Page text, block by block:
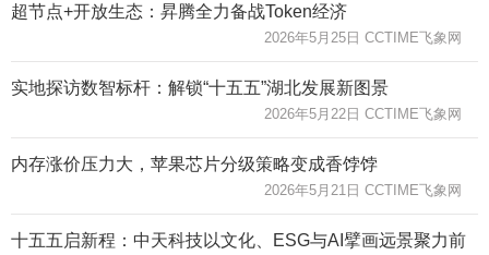
超节点+开放生态：昇腾全力备战Token经济
2026年5月25日 CCTIME飞象网
实地探访数智标杆：解锁“十五五”湖北发展新图景
2026年5月22日 CCTIME飞象网
内存涨价压力大，苹果芯片分级策略变成香饽饽
2026年5月21日 CCTIME飞象网
十五五启新程：中天科技以文化、ESG与AI擘画远景聚力前